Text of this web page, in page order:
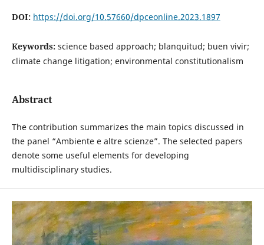
DOI: https://doi.org/10.57660/dpceonline.2023.1897
Keywords: science based approach; blanquitud; buen vivir;
climate change litigation; environmental constitutionalism
Abstract
The contribution summarizes the main topics discussed in
the panel “Ambiente e altre scienze”. The selected papers
denote some useful elements for developing
multidisciplinary studies.